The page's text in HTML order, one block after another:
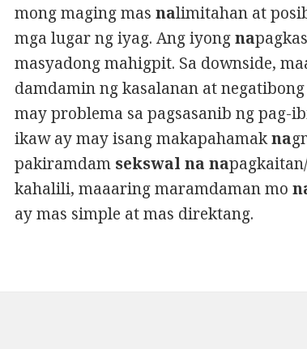
mong maging masnalimitahan at
mga lugar ng iyag. Ang iyongna
masyadong mahigpit. Sa downside,
damdamin ng kasalanan at
may problema sa pagsasanib ng pag-
ikaw ay may isang makapahamakna
pakiramdam sekswal na na
kahalili, maaaring maramdaman mo
ay mas simple at mas direktang.